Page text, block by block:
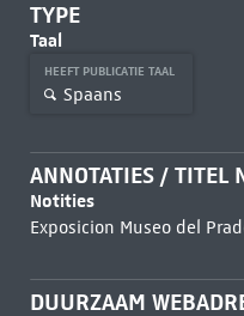
TYPE
Taal
HEEFT PUBLICATIE TAAL
Spaans
ANNOTATIES / TITEL
Notities
Exposicion Museo del
DUURZAAM